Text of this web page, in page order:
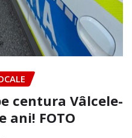
centura Vâlcele-
ani! FOTO